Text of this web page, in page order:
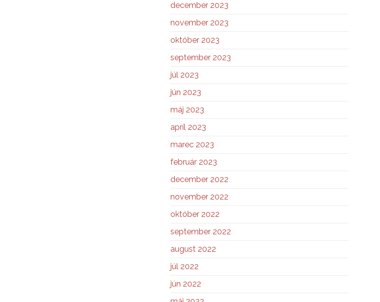
december 2023
november 2023
október 2023
september 2023
júl 2023
jún 2023
máj 2023
apríl 2023
marec 2023
február 2023
december 2022
november 2022
október 2022
september 2022
august 2022
júl 2022
jún 2022